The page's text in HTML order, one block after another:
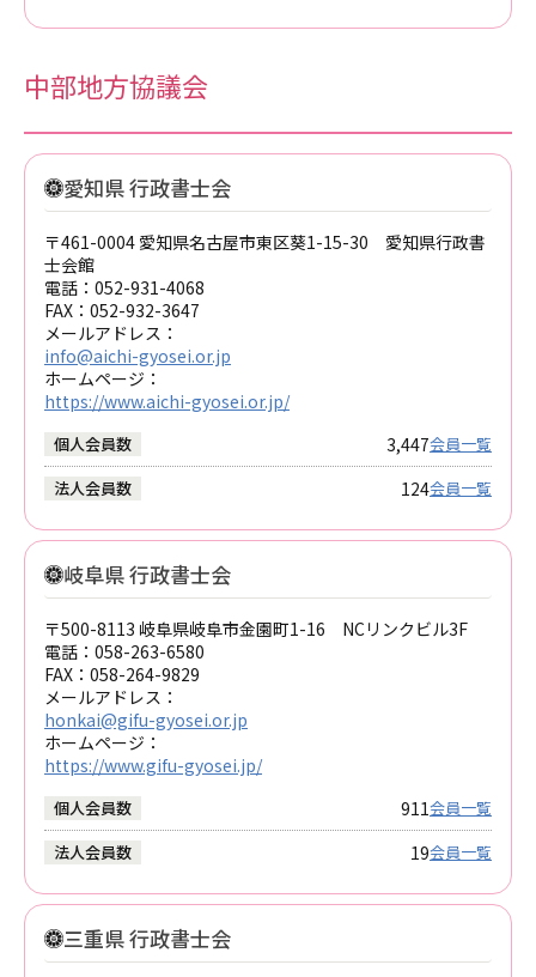
中部地方協議会
愛知県 行政書士会
〒461-0004 愛知県名古屋市東区葵1-15-30 愛知県行政書
士会館
電話： 052-931-4068
FAX： 052-932-3647
メールアドレス：
info@aichi-gyosei.or.jp
ホームページ：
https://www.aichi-gyosei.or.jp/
個人会員数 3,447会員一覧
法人会員数
124会員一覧
岐阜県 行政書士会
〒500-8113 岐阜県岐阜市金園町1-16 NCリンクビル3F
電話： 058-263-6580
FAX： 058-264-9829
メールアドレス：
honkai@gifu-gyosei.or.jp
ホームページ：
https://www.gifu-gyosei.jp/
個人会員数 911会員一覧
法人会員数
19会員一覧
三重県 行政書士会